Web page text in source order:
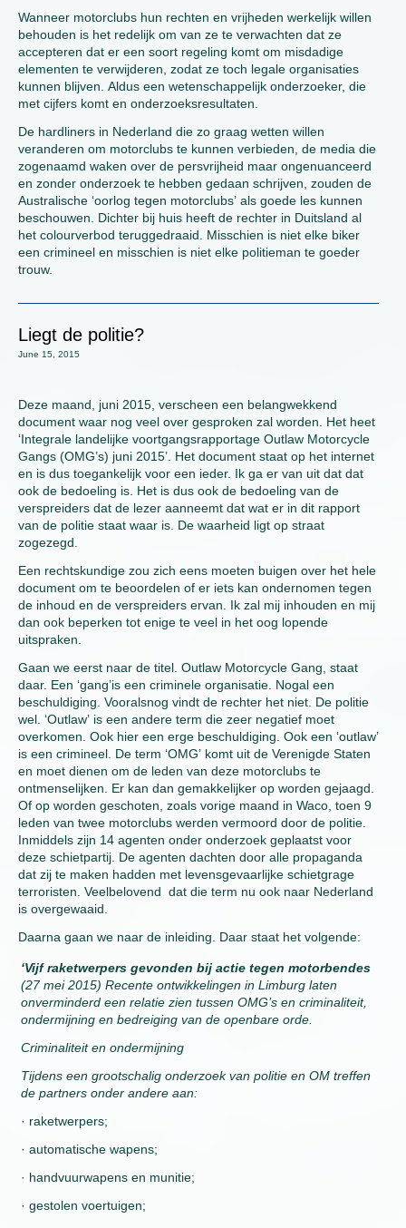
Wanneer motorclubs hun rechten en vrijheden werkelijk willen
behouden is het redelijk om van ze te verwachten dat ze
accepteren dat er een soort regeling komt om misdadige
elementen te verwijderen, zodat ze toch legale organisaties
kunnen blijven. Aldus een wetenschappelijk onderzoeker, die
met cijfers komt en onderzoeksresultaten.
De hardliners in Nederland die zo graag wetten willen
veranderen om motorclubs te kunnen verbieden, de media die
zogenaamd waken over de persvrijheid maar ongenuanceerd
en zonder onderzoek te hebben gedaan schrijven, zouden de
Australische ‘oorlog tegen motorclubs’ als goede les kunnen
beschouwen. Dichter bij huis heeft de rechter in Duitsland al
het colourverbod teruggedraaid. Misschien is niet elke biker
een crimineel en misschien is niet elke politieman te goeder
trouw.
Liegt de politie?
June 15, 2015
Deze maand, juni 2015, verscheen een belangwekkend
document waar nog veel over gesproken zal worden. Het heet
‘Integrale landelijke voortgangsrapportage Outlaw Motorcycle
Gangs (OMG’s) juni 2015’. Het document staat op het internet
en is dus toegankelijk voor een ieder. Ik ga er van uit dat dat
ook de bedoeling is. Het is dus ook de bedoeling van de
verspreiders dat de lezer aanneemt dat wat er in dit rapport
van de politie staat waar is. De waarheid ligt op straat
zogezegd.
Een rechtskundige zou zich eens moeten buigen over het hele
document om te beoordelen of er iets kan ondernomen tegen
de inhoud en de verspreiders ervan. Ik zal mij inhouden en mij
dan ook beperken tot enige te veel in het oog lopende
uitspraken.
Gaan we eerst naar de titel. Outlaw Motorcycle Gang, staat
daar. Een ‘gang’is een criminele organisatie. Nogal een
beschuldiging. Vooralsnog vindt de rechter het niet. De politie
wel. ‘Outlaw’ is een andere term die zeer negatief moet
overkomen. Ook hier een erge beschuldiging. Ook een ‘outlaw’
is een crimineel. De term ‘OMG’ komt uit de Verenigde Staten
en moet dienen om de leden van deze motorclubs te
ontmenselijken. Er kan dan gemakkelijker op worden gejaagd.
Of op worden geschoten, zoals vorige maand in Waco, toen 9
leden van twee motorclubs werden vermoord door de politie.
Inmiddels zijn 14 agenten onder onderzoek geplaatst voor
deze schietpartij. De agenten dachten door alle propaganda
dat zij te maken hadden met levensgevaarlijke schietgrage
terroristen. Veelbelovend dat die term nu ook naar Nederland
is overgewaaid.
Daarna gaan we naar de inleiding. Daar staat het volgende:
‘Vijf raketwerpers gevonden bij actie tegen motorbendes
(27 mei 2015) Recente ontwikkelingen in Limburg laten
onverminderd een relatie zien tussen OMG’s en criminaliteit,
ondermijning en bedreiging van de openbare orde.
Criminaliteit en ondermijning
Tijdens een grootschalig onderzoek van politie en OM treffen
de partners onder andere aan:
· raketwerpers;
· automatische wapens;
· handvuurwapens en munitie;
· gestolen voertuigen;